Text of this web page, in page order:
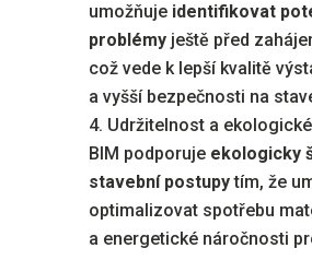
umožňuje identifikovat
problémyještě před
což vede k lepší kvalitě
a vyšší bezpečnosti na
Udržitelnost a
BIM podporuje ekologicky
stavební postupytím, že
optimalizovat spotřebu
a energetické náročnosti